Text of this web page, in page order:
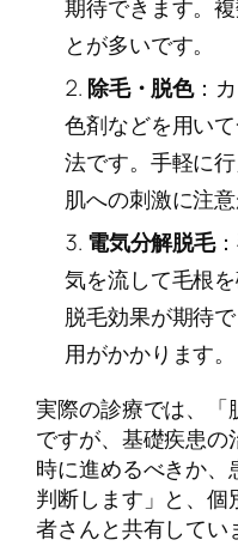
期待できます。
とが多いです。
除毛・脱色：
色剤などを用い
法です。手軽に
肌への刺激に注意
電気分解脱毛
気を流して毛根
脱毛効果が期待
用がかかります。
実際の診療では、「
ですが、基礎疾患
時に進めるべきか
判断します」と、
者さんと共有してい